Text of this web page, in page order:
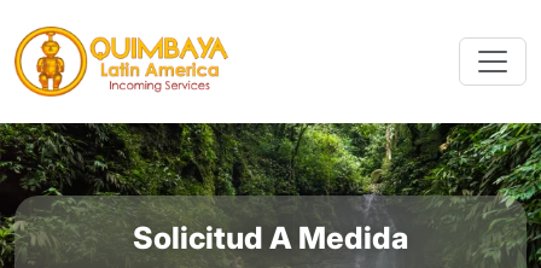
Solicitud A Medida